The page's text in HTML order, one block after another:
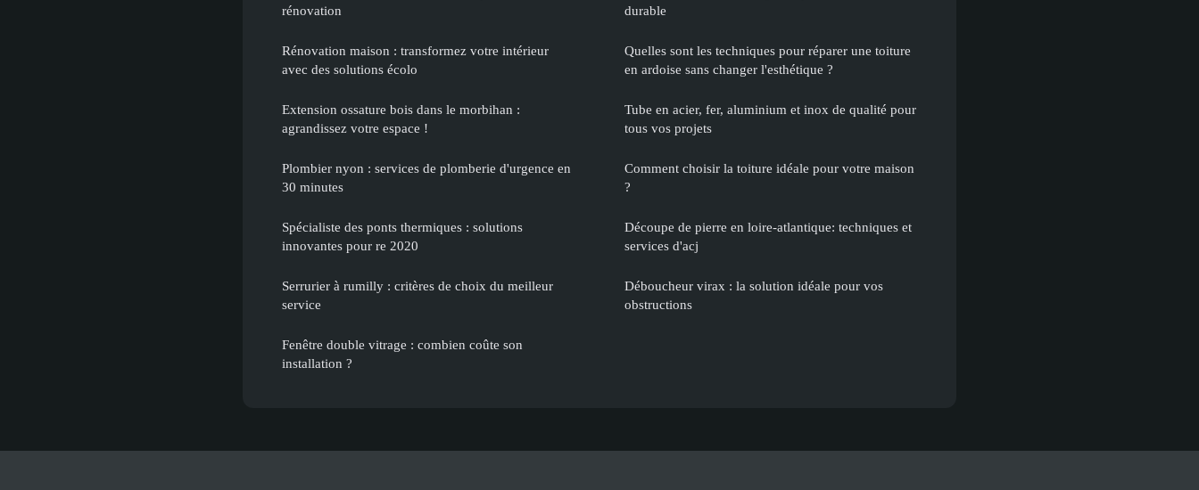
rénovation
Rénovation maison : transformez votre intérieur
avec des solutions écolo
Extension ossature bois dans le morbihan :
agrandissez votre espace !
Plombier nyon : services de plomberie d'urgence en
30 minutes
Spécialiste des ponts thermiques : solutions
innovantes pour re 2020
Serrurier à rumilly : critères de choix du meilleur
service
Fenêtre double vitrage : combien coûte son
installation ?
durable
Quelles sont les techniques pour réparer une toiture
en ardoise sans changer l'esthétique ?
Tube en acier, fer, aluminium et inox de qualité pour
tous vos projets
Comment choisir la toiture idéale pour votre maison
?
Découpe de pierre en loire-atlantique: techniques et
services d'acj
Déboucheur virax : la solution idéale pour vos
obstructions